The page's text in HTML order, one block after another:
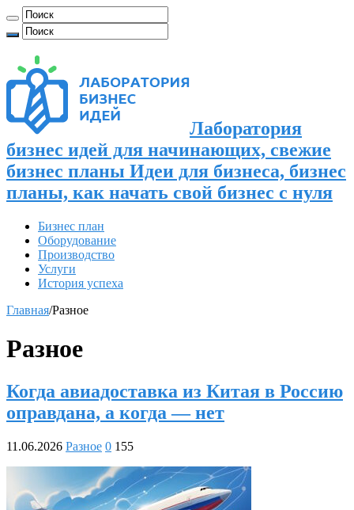
Лаборатория
бизнес идей для начинающих, свежие
бизнес планы Идеи для бизнеса, бизнес
планы, как начать свой бизнес с нуля
Бизнес план
Оборудование
Производство
Услуги
История успеха
Главная/Разное
Разное
Когда авиадоставка из Китая в Россию
оправдана, а когда — нет
11.06.2026 Разное 0 155